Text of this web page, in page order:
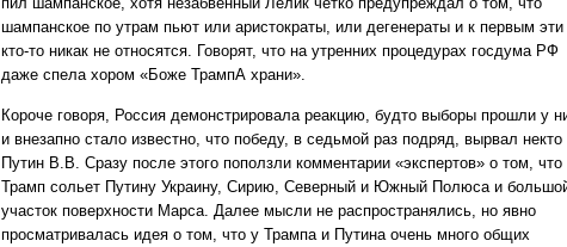
шампанское по утрам пьют или аристократы, или дегенераты и к первым эти
кто-то никак не относятся. Говорят, что на утренних процедурах госдума РФ
даже спела хором «Боже ТрампА храни».
Короче говоря, Россия демонстрировала реакцию, будто выборы прошли у
и внезапно стало известно, что победу, в седьмой раз подряд, вырвал некто
Путин В.В. Сразу после этого поползли комментарии «экспертов» о том, что
Трамп сольет Путину Украину, Сирию, Северный и Южный Полюса и
участок поверхности Марса. Далее мысли не распространялись, но явно
просматривалась идея о том, что у Трампа и Путина очень много общих